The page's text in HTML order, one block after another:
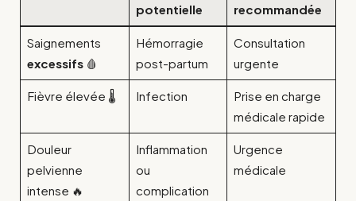
potentielle
recommandée
Saignements
excessifs🩸
Hémorragie
post-partum
Consultation
urgente
Fièvre élevée 🌡️ Infection
Prise en charge
médicale rapide
Douleur
pelvienne
intense 🔥
Inflammation
ou
complication
Urgence
médicale